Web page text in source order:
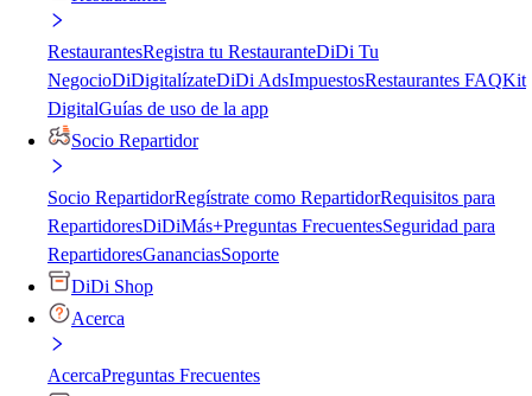
RestaurantesRegistra tu RestauranteDiDi Tu
NegocioDiDigitalízateDiDi AdsImpuestosRestaurantes FAQKit
DigitalGuías de uso de la app
Socio Repartidor
Socio RepartidorRegístrate como RepartidorRequisitos para
RepartidoresDiDiMás+Preguntas FrecuentesSeguridad para
RepartidoresGananciasSoporte
DiDi Shop
Acerca
AcercaPreguntas Frecuentes